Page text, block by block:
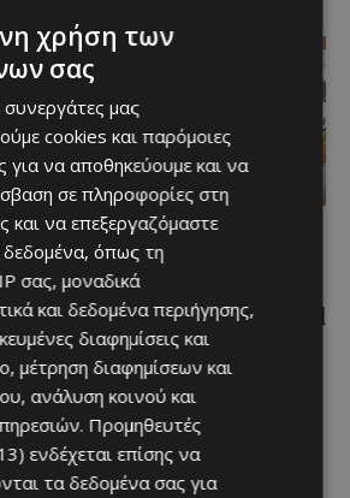
του
Η
ΜΈΝΟΥΜΕ ΕΝΗΜΕΡΩΜΈΝΟΙ
Η Arla Protein
συνεχίζει να καινοτομεί
με το Arla Protein Food
to Go.
Το πλήρες γεύμα που ακολουθεί
τον ρυθμό της σύγχρονης ζωής.
Οι σύγχρονοι ρυθμοί της ζωής
αλλάζουν τον τρόπο που...
χρήση των
σας
συνεργάτες μας
cookies και παρόμοιες
για να αποθηκεύουμε και να
σε πληροφορίες στη
και να επεξεργαζόμαστε
όπως τη
σας, μοναδικά
και δεδομένα περιήγησης,
διαφημίσεις και
μέτρηση διαφημίσεων και
ανάλυση κοινού και
Προμηθευτές
ενδέχεται επίσης να
τα δεδομένα σας για